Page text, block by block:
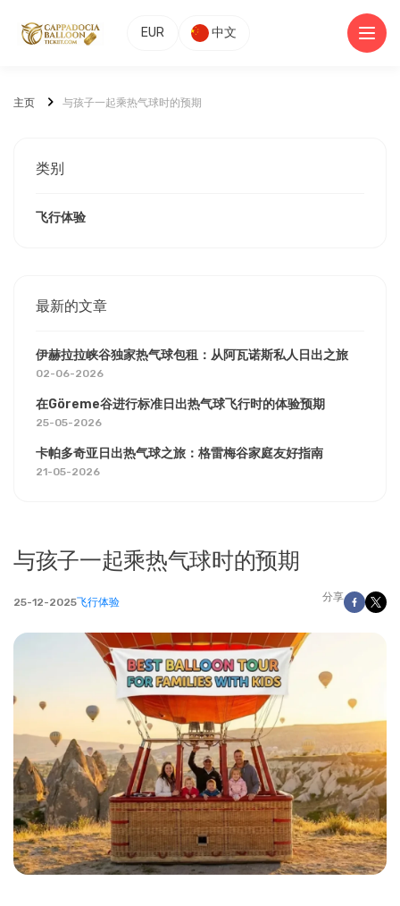
EUR 中文
主页 与孩子一起乘热气球时的预期
与孩子一起乘热气球时的预期
25-12-2025飞行体验 分享
类别
飞行体验
最新的文章
伊赫拉拉峡谷独家热气球包租：从阿瓦诺斯私人日出之旅
02-06-2026
在Göreme谷进行标准日出热气球飞行时的体验预期
25-05-2026
卡帕多奇亚日出热气球之旅：格雷梅谷家庭友好指南
21-05-2026